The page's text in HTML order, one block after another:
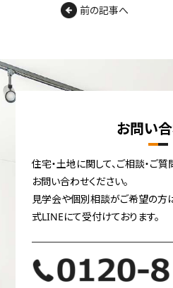
前の記事へ
お問い
住宅・土地に関して、ご相談・ご
お問い合わせください。
見学会や個別相談がご希望の方
式LINEにて受付けております。